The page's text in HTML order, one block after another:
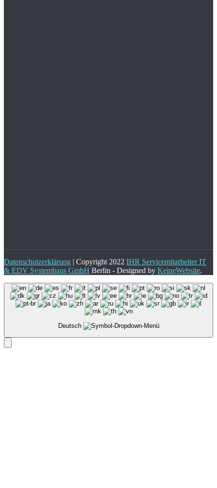
Datenschutzerklärung | Copyright 2022 IHR Servicemitarbeiter IT
& EDV Systemhaus GmbH Berlin - Designed by KeineWebsite.
Deutsch